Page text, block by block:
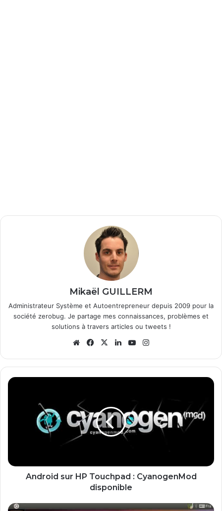
Mikaël GUILLERM
Administrateur Système et Autoentrepreneur depuis 2009 pour la
société zerobug. Je partage mes connaissances, problèmes et
solutions à travers articles ou tweets !
We
te
Fa
bo
ok
X
Lin
din
Yo
ub
e
ra
m
A
u
T
Android sur HP Touchpad : CyanogenMod
disponible
U